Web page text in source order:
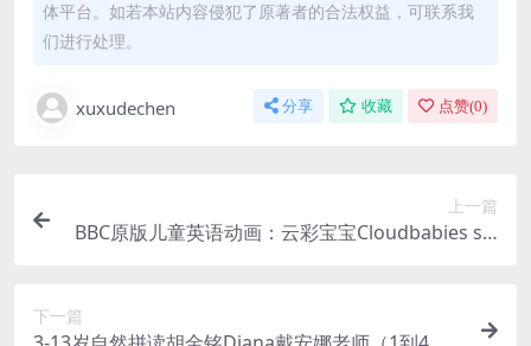
体平台。如若本站内容侵犯了原著者的合法权益，可联系我
们进行处理。
xuxudechen 分享 收藏 点赞(0)
上一篇
BBC原版儿童英语动画：云彩宝宝Cloudbabies srt
下一篇